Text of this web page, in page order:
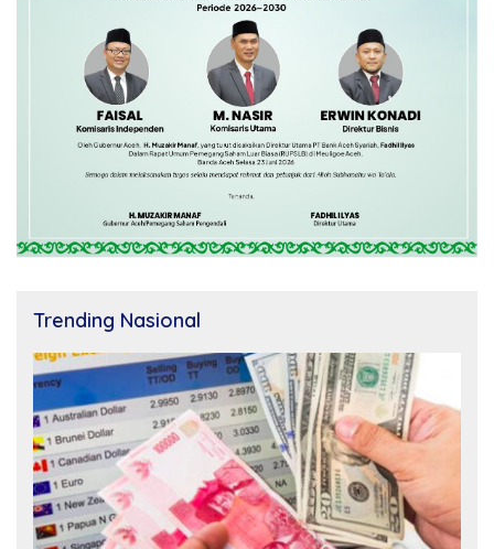
Trending Nasional